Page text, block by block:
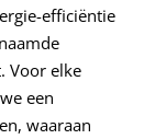
efficiëntie
Voor elke
een
waaraan